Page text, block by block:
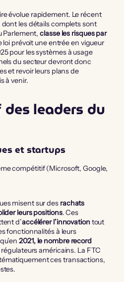
évolue rapidement. Le récent
dont les détails complets sont
Parlement,classe les risques par
loi prévoit une entrée en vigueur
pour les systèmes à usage
du secteur devront donc
et revoir leurs plans de
à venir.
leaders du
et startups
compétitif (Microsoft, Google,
misent sur des rachats
leurs positions. Ces
d’accélérer l’innovation tout
fonctionnalités à leurs
2021, le nombre record
américains. La FTC
ces transactions,